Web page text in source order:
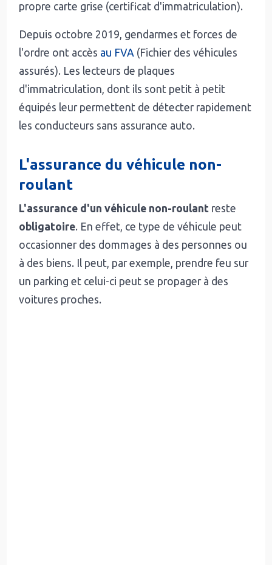
propre carte grise (certificat d'immatriculation).
Depuis octobre 2019, gendarmes et forces de
l'ordre ont accès au FVA (Fichier des véhicules
assurés). Les lecteurs de plaques
d'immatriculation, dont ils sont petit à petit
équipés leur permettent de détecter rapidement
les conducteurs sans assurance auto.
L'assurance du véhicule non-
roulant
L'assurance d'un véhicule non-roulant reste
obligatoire. En effet, ce type de véhicule peut
occasionner des dommages à des personnes ou
à des biens. Il peut, par exemple, prendre feu sur
un parking et celui-ci peut se propager à des
voitures proches.